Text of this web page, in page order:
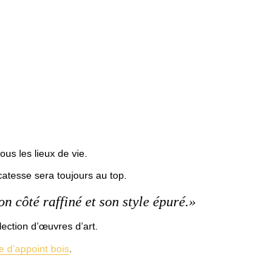
les lieux de vie.
sera toujours au top.
côté raffiné et son style épuré.»
d’œuvres d’art.
d’appoint bois